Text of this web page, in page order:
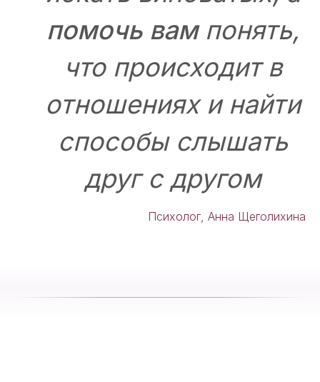
помочь вампонять,
что происходит в
отношениях и найти
способы слышать
друг с другом
Психолог, Анна Щеголихина